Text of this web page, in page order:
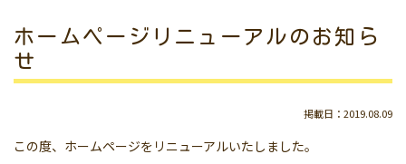
ホームページリニューアルのお知ら
せ
掲載日：2019.08.09
この度、ホームページをリニューアルいたしました。